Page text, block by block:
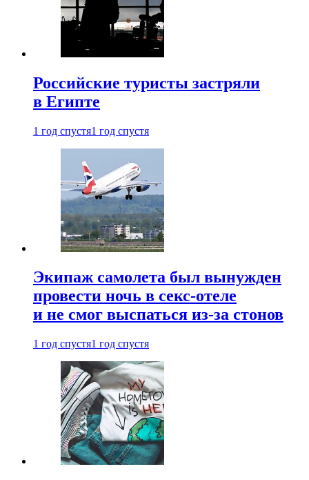
Российские туристы застряли
в Египте
1 год спустя1 год спустя
Экипаж самолета был вынужден
провести ночь в секс-отеле
и не смог выспаться из-за стонов
1 год спустя1 год спустя